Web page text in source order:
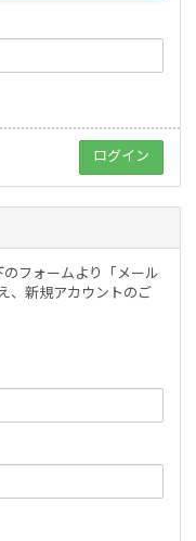
フォームより「メール
、新規アカウントのご